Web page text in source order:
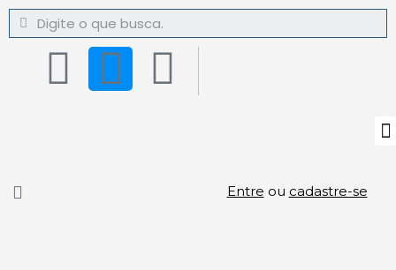
Entre ou cadastre-se